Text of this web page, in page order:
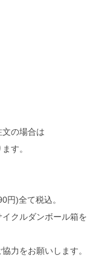
の場合は
す。
円)全て税込。
クルダンボール箱を
力をお願いします。